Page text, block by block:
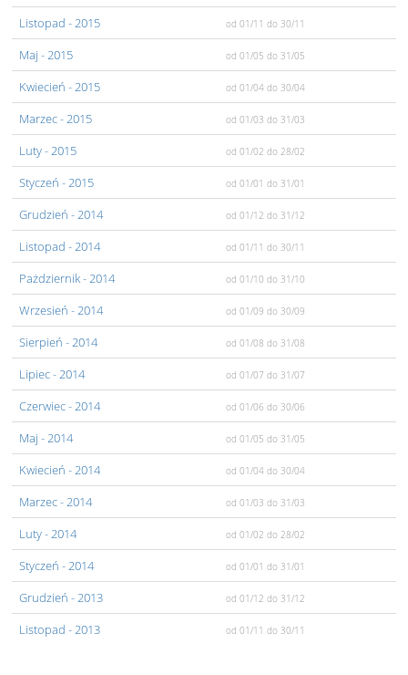
Listopad - 2015 od 01/11 do 30/11
Maj - 2015 od 01/05 do 31/05
Kwiecień - 2015 od 01/04 do 30/04
Marzec- 2015 od 01/03 do 31/03
Luty- 2015 od 01/02 do 28/02
Styczeń - 2015 od 01/01 do 31/01
Grudzień - 2014 od 01/12 do 31/12
Listopad - 2014 od 01/11 do 30/11
Pażdziernik- 2014 od 01/10 do 31/10
Wrzesień - 2014 od 01/09 do 30/09
Sierpień - 2014 od 01/08 do 31/08
Lipiec- 2014 od 01/07 do 31/07
Czerwiec- 2014 od 01/06 do 30/06
Maj - 2014 od 01/05 do 31/05
Kwiecień - 2014 od 01/04 do 30/04
Marzec- 2014 od 01/03 do 31/03
Luty- 2014 od 01/02 do 28/02
Styczeń - 2014 od 01/01 do 31/01
Grudzień - 2013 od 01/12 do 31/12
Listopad - 2013 od 01/11 do 30/11